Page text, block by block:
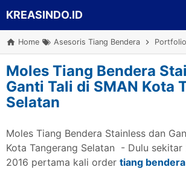
KREASINDO.ID
Home Asesoris Tiang Bendera Portfolio
Moles Tiang Bendera
Ganti Tali di SMAN Kota
Selatan
Moles Tiang Bendera Stainless dan
Kota Tangerang Selatan - Dulu sekitar
2016 pertama kali order tiang